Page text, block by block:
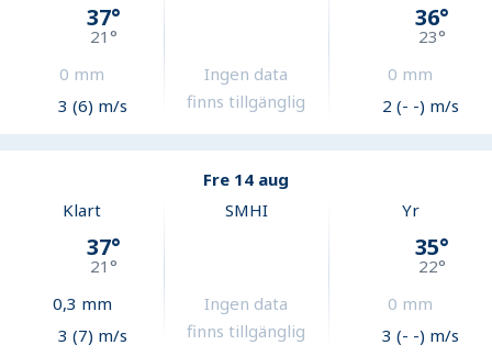
37°
21°
0 mm
3 (6) m/s
Ingen data
finns tillgänglig
36°
23°
0 mm
2 (- -) m/s
Fre 14 aug
Klart
37°
21°
0,3 mm
3 (7) m/s
SMHI
Ingen data
finns tillgänglig
Yr
35°
22°
0 mm
3 (- -) m/s